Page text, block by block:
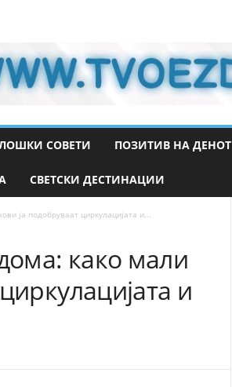
СОВЕТИ ПОЗИТИВ НА ДЕНОТ
СВЕТСКИ ДЕСТИНАЦИИ
ја подобруваат циркулацијата и...
како мали
и